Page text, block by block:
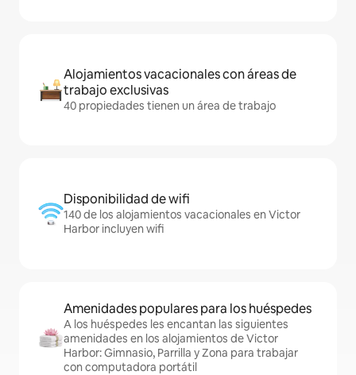
Alojamientos vacacionales con áreas de
trabajo exclusivas
40 propiedades tienen un área de trabajo
Disponibilidad de wifi
140 de los alojamientos vacacionales en Victor
Harbor incluyen wifi
Amenidades populares para los huéspedes
A los huéspedes les encantan las siguientes
amenidades en los alojamientos de Victor
Harbor: Gimnasio, Parrilla y Zona para trabajar
con computadora portátil